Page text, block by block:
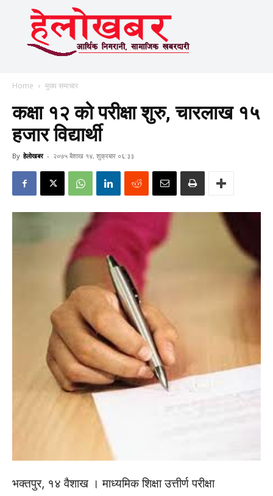
Home मुख्य समाचार
कक्षा १२ को परीक्षा शुरु, चारलाख १५
हजार विद्यार्थी
By हेलाेखबर - २०७५ बैशाख १४, शुक्रबार ०६:३३
भक्तपुर, १४ वैशाख । माध्यमिक शिक्षा उत्तीर्ण परीक्षा